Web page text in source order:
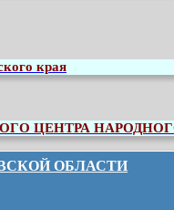
края
ЦЕНТРА
ОБЛАСТИ